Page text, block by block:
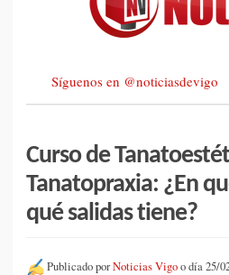
Síguenos en @noticiasdevigo
Curso de
Tanatopraxia: ¿En
qué salidas tiene?
Publicado porNoticias Vigoo día 25/